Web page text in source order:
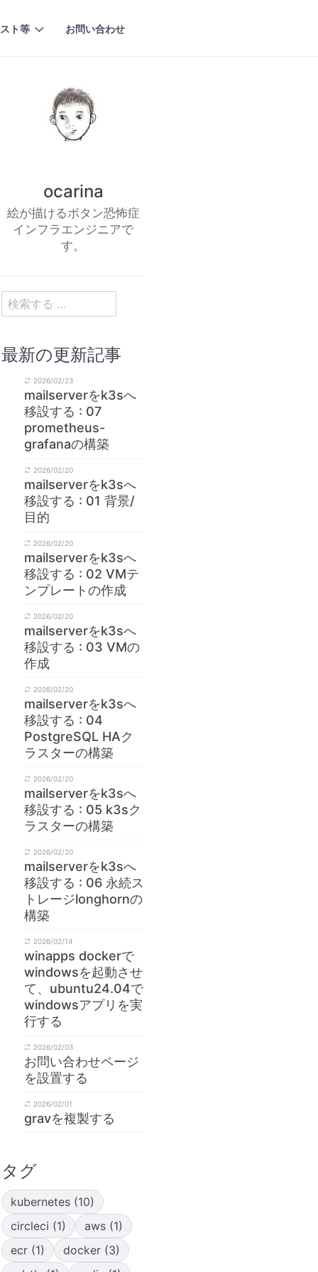
ト等 お問い合わせ
> gce-mariadb-pair.pem
SSL;
+
|
+
REQUIRE SSL |
|
+
ocarina/work/doks-wp/.
ocarina
絵が描けるボタン恐怖症
インフラエンジニアで
す。
最新の更新記事
2026/02/23
mailserverをk3sへ
移設する : 07
prometheus-
grafanaの構築
2026/02/20
mailserverをk3sへ
移設する : 01 背景/
目的
2026/02/20
mailserverをk3sへ
移設する : 02 VMテ
ンプレートの作成
2026/02/20
mailserverをk3sへ
移設する : 03 VMの
作成
2026/02/20
mailserverをk3sへ
移設する : 04
PostgreSQL HAク
ラスターの構築
2026/02/20
mailserverをk3sへ
移設する : 05 k3sク
ラスターの構築
2026/02/20
mailserverをk3sへ
移設する : 06 永続ス
トレージlonghornの
構築
2026/02/14
winapps dockerで
windowsを起動させ
て、ubuntu24.04で
windowsアプリを実
行する
2026/02/03
お問い合わせページ
を設置する
2026/02/01
gravを複製する
タグ
kubernetes (10)
circleci (1)
aws (1)
ecr (1)
docker (3)